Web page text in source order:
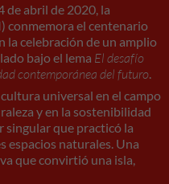
de abril de 2020, la
conmemora el centenario
la celebración de un amplio
bajo el lema El desafío
contemporánea del futuro.
universal en el campo
y en la sostenibilidad
que practicó la
espacios naturales. Una
que convirtió una isla,
Experiencia
Para que
nuestra web
funcione lo
mejor posible
durante tu
visita. Si
rechaza estas